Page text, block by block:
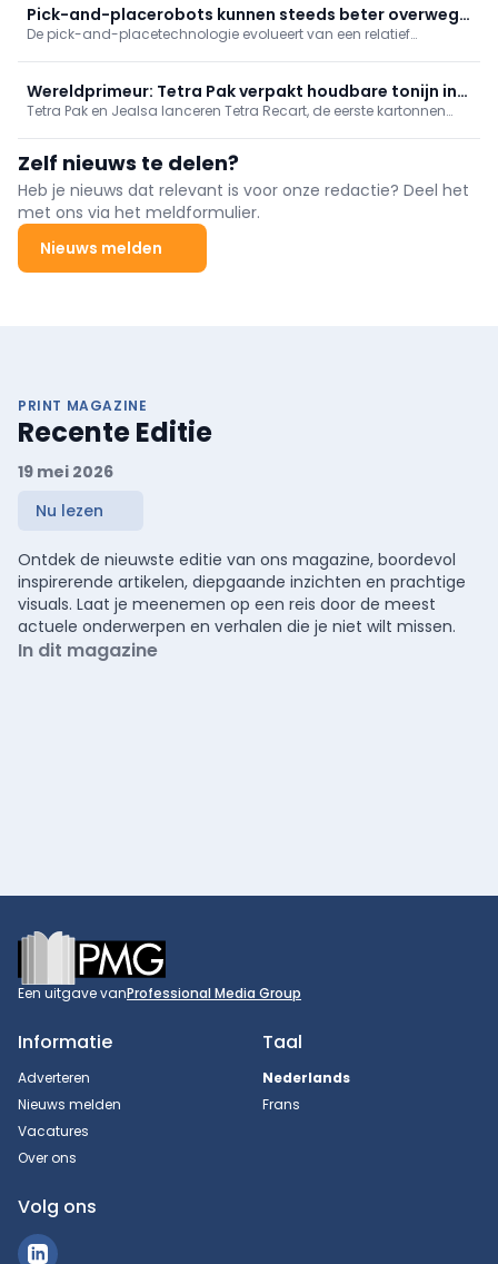
stabiele en schaalbare bron van visingrediënten aanreiken.
Pick-and-placerobots kunnen steeds beter overweg
met variaties
De pick-and-placetechnologie evolueert van een relatief
integratie van visiesystemen en artificiële intelligentie. Hierdoor
kunnen robots tegenwoordig variabele en onregelmatige
voedingsproducten herkennen en verwerken.
Wereldprimeur: Tetra Pak verpakt houdbare tonijn in
karton
Tetra Pak en Jealsa lanceren Tetra Recart, de eerste kartonnen
kostenefficiënt, stapelbaar en geschikt voor e-commerce;
consumenten tonen sterke interesse.
Zelf nieuws te delen?
Heb je nieuws dat relevant is voor onze redactie? Deel het
met ons via het meldformulier.
Nieuws melden
PRINT MAGAZINE
Recente Editie
19 mei 2026
Nu lezen
Ontdek de nieuwste editie van ons magazine, boordevol
inspirerende artikelen, diepgaande inzichten en prachtige
visuals. Laat je meenemen op een reis door de meest
actuele onderwerpen en verhalen die je niet wilt missen.
In dit magazine
Footer
Een uitgave vanProfessional Media Group
Informatie
Adverteren
Nieuws melden
Vacatures
Over ons
Taal
Nederlands
Frans
Volg ons